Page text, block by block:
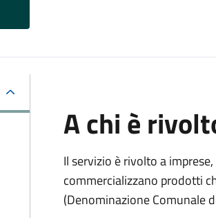
A chi è
Il servizio è rivolto a
commercializzano prodotti
(Denominazione Comunale